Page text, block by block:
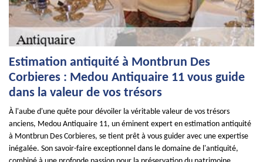
Estimation antiquité à Montbrun Des
Corbieres : Medou Antiquaire 11 vous guide
dans la valeur de vos trésors
À l'aube d'une quête pour dévoiler la véritable valeur de vos trésors
anciens, Medou Antiquaire 11, un éminent expert en estimation antiquité
à Montbrun Des Corbieres, se tient prêt à vous guider avec une expertise
inégalée. Son savoir-faire exceptionnel dans le domaine de l'antiquité,